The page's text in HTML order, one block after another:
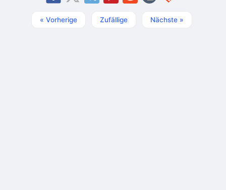
« Vorherige Zufällige Nächste »